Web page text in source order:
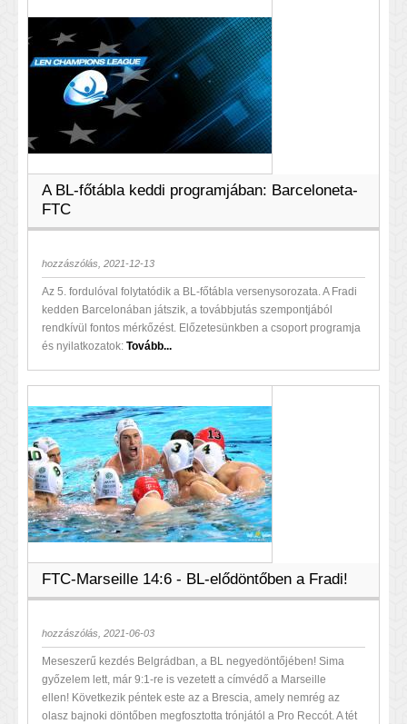
A BL-főtábla keddi programjában: Barceloneta-
FTC
hozzászólás, 2021-12-13
Az 5. fordulóval folytatódik a BL-főtábla versenysorozata. A Fradi
kedden Barcelonában játszik, a továbbjutás szempontjából
rendkívül fontos mérkőzést. Előzetesünkben a csoport programja
és nyilatkozatok: Tovább...
FTC-Marseille 14:6 - BL-elődöntőben a Fradi!
hozzászólás, 2021-06-03
Meseszerű kezdés Belgrádban, a BL negyedöntőjében! Sima
győzelem lett, már 9:1-re is vezetett a címvédő a Marseille
ellen! Következik péntek este az a Brescia, amely nemrég az
olasz bajnoki döntőben megfosztotta trónjától a Pro Reccót. A tét